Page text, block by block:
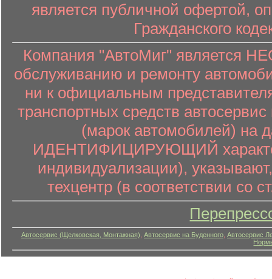
является публичной офертой,
Гражданского
Компания "АвтоМиг" является
обслуживанию и ремонту
ни к официальным
транспортных средств
(марок автомобилей) на
ИДЕНТИФИЦИРУЮЩИЙ характер
индивидуализации),
техцентр (в соответствии со
Автосервис (Щелковская, Монтажная) Автосервис на Буденного Автосервис